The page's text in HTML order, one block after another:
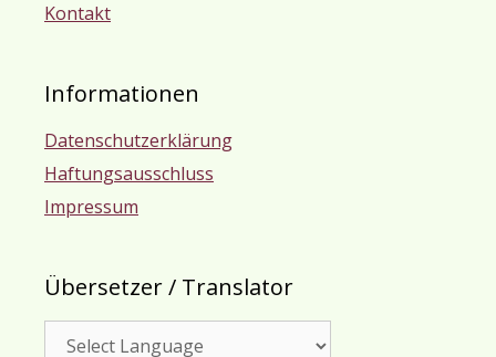
Kontakt
Informationen
Datenschutzerklärung
Haftungsausschluss
Impressum
Übersetzer / Translator